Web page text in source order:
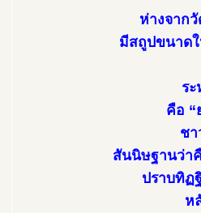
ห่างจาก
มีสถูปขนาด
ร
คือ
ชา
สันนิษฐานว่า
ปราบทิฏ
ห